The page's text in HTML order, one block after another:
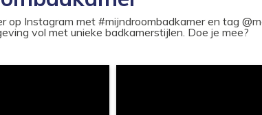
Instagram met #mijndroombadkamer en tag
vol met unieke badkamerstijlen. Doe je mee?